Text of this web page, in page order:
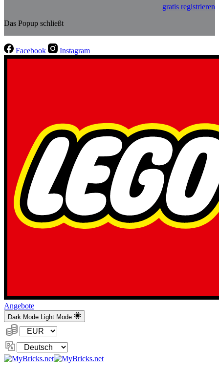
gratis registrieren
Das Popup schließt
Facebook Instagram
Angebote
Dark Mode Light Mode
Währung:
Sprache
ändern